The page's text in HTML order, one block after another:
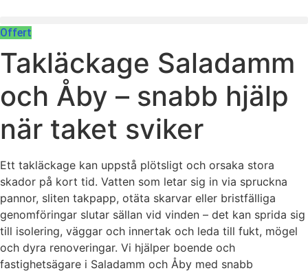
to
content
Offert
Takläckage Saladamm
och Åby – snabb hjälp
när taket sviker
Ett takläckage kan uppstå plötsligt och orsaka stora
skador på kort tid. Vatten som letar sig in via spruckna
pannor, sliten takpapp, otäta skarvar eller bristfälliga
genomföringar slutar sällan vid vinden – det kan sprida sig
till isolering, väggar och innertak och leda till fukt, mögel
och dyra renoveringar. Vi hjälper boende och
fastighetsägare i Saladamm och Åby med snabb